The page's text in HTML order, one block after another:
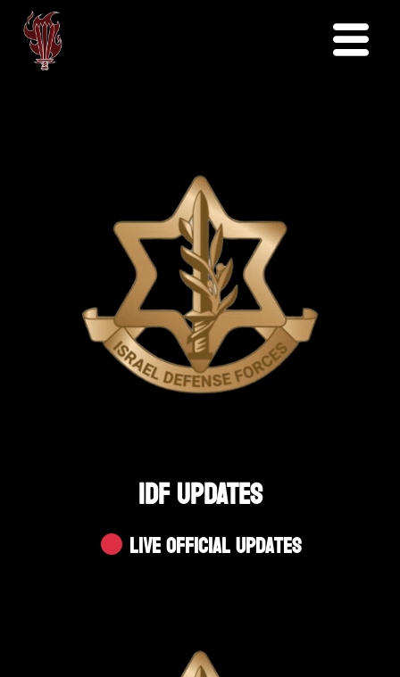
IDF UPDATES
Live Official Updates